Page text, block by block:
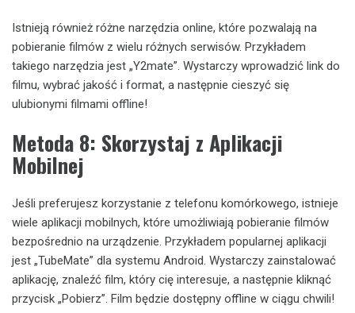
Istnieją również różne narzędzia online, które pozwalają na
pobieranie filmów z wielu różnych serwisów. Przykładem
takiego narzędzia jest „Y2mate”. Wystarczy wprowadzić link do
filmu, wybrać jakość i format, a następnie cieszyć się
ulubionymi filmami offline!
Metoda 8: Skorzystaj z Aplikacji
Mobilnej
Jeśli preferujesz korzystanie z telefonu komórkowego, istnieje
wiele aplikacji mobilnych, które umożliwiają pobieranie filmów
bezpośrednio na urządzenie. Przykładem popularnej aplikacji
jest „TubeMate” dla systemu Android. Wystarczy zainstalować
aplikację, znaleźć film, który cię interesuje, a następnie kliknąć
przycisk „Pobierz”. Film będzie dostępny offline w ciągu chwili!